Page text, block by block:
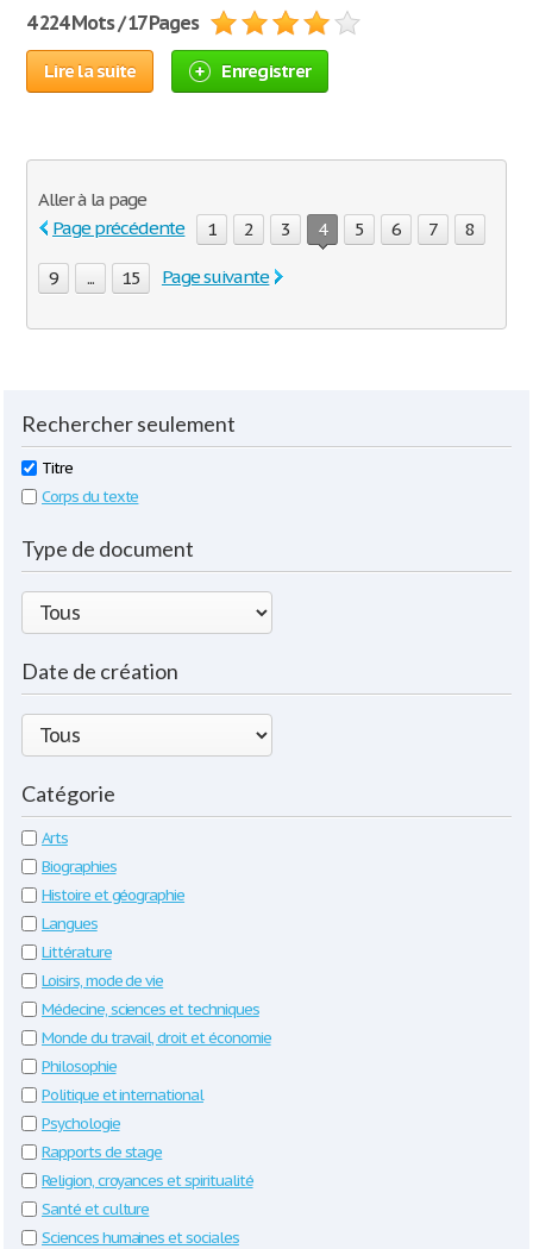
4 224 Mots / 17 Pages
Lire la suite Enregistrer
Aller à la page
Page précédente
1 2 3 4 5 6 7 8
9 ... 15 Page suivante
Rechercher seulement
Titre
Corps du texte
Type de document
Date de création
Catégorie
Arts
Biographies
Histoire et géographie
Langues
Littérature
Loisirs, mode de vie
Médecine, sciences et techniques
Monde du travail, droit et économie
Philosophie
Politique et international
Psychologie
Rapports de stage
Religion, croyances et spiritualité
Santé et culture
Sciences humaines et sociales